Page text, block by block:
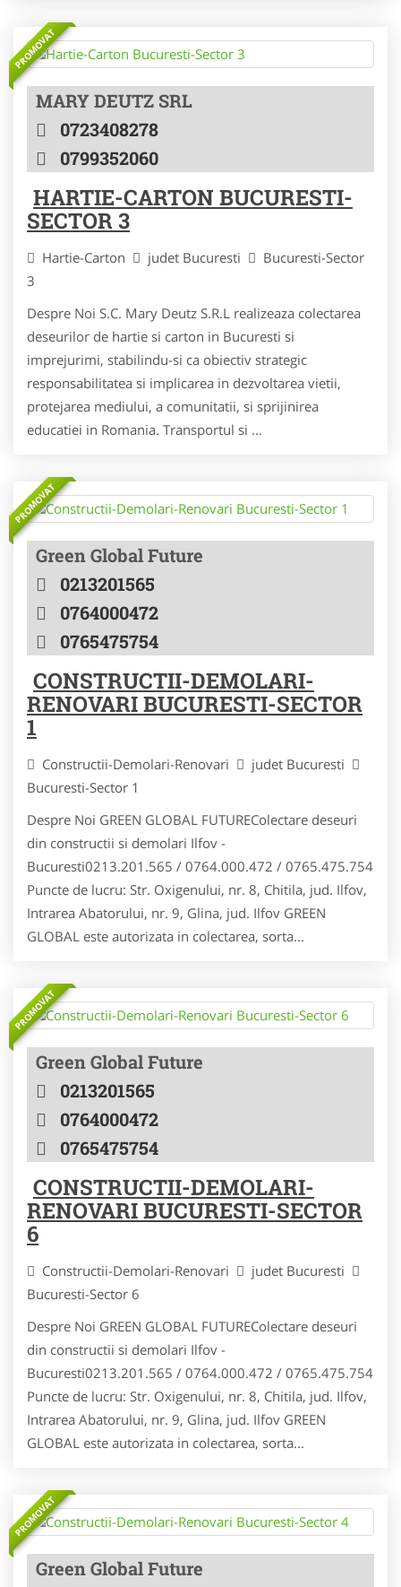
PROMOVAT
MARY DEUTZ SRL
0723408278
0799352060
HARTIE-CARTON BUCURESTI-
SECTOR 3
Hartie-Carton judet Bucuresti
Bucuresti-Sector
3
Despre Noi S.C. Mary Deutz S.R.L realizeaza colectarea
deseurilor de hartie si carton in Bucuresti si
imprejurimi, stabilindu-si ca obiectiv strategic
responsabilitatea si implicarea in dezvoltarea vietii,
protejarea mediului, a comunitatii, si sprijinirea
educatiei in Romania. Transportul si ...
PROMOVAT
Green Global Future
0213201565
0764000472
0765475754
CONSTRUCTII-DEMOLARI-
RENOVARI BUCURESTI-SECTOR
1
Constructii-Demolari-Renovari
judet Bucuresti
Bucuresti-Sector 1
Despre Noi GREEN GLOBAL FUTUREColectare deseuri
din constructii si demolari Ilfov -
Bucuresti0213.201.565 / 0764.000.472 / 0765.475.754
Puncte de lucru: Str. Oxigenului, nr. 8, Chitila, jud. Ilfov,
Intrarea Abatorului, nr. 9, Glina, jud. Ilfov GREEN
GLOBAL este autorizata in colectarea, sorta...
PROMOVAT
Green Global Future
0213201565
0764000472
0765475754
CONSTRUCTII-DEMOLARI-
RENOVARI BUCURESTI-SECTOR
6
Constructii-Demolari-Renovari
judet Bucuresti
Bucuresti-Sector 6
Despre Noi GREEN GLOBAL FUTUREColectare deseuri
din constructii si demolari Ilfov -
Bucuresti0213.201.565 / 0764.000.472 / 0765.475.754
Puncte de lucru: Str. Oxigenului, nr. 8, Chitila, jud. Ilfov,
Intrarea Abatorului, nr. 9, Glina, jud. Ilfov GREEN
GLOBAL este autorizata in colectarea, sorta...
PROMOVAT
Green Global Future